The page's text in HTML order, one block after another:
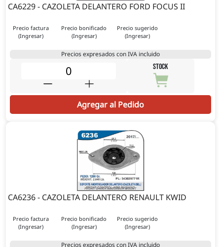
CA6229 - CAZOLETA DELANTERO FORD FOCUS II
Precio factura
(Ingresar)
Precio bonificado
(Ingresar)
Precio sugerido
(Ingresar)
Precios expresados con IVA incluido
STOCK
Agregar al Pedido
CA6236 - CAZOLETA DELANTERO RENAULT KWID
Precio factura
(Ingresar)
Precio bonificado
(Ingresar)
Precio sugerido
(Ingresar)
Precios expresados con IVA incluido